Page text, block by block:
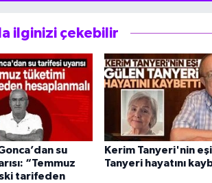
ilginizi çekebilir
su
“Temmuz
tarifeden
Kerim Tanyeri'nin
Tanyeri hayatını